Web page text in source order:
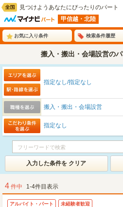
見つけようあなたにぴったりのパート
甲信越・北陸
お気に入り条件 検索条件履歴
搬入・搬出・会場設営の
指定なし/指定なし
搬入・搬出・会場設営
指定なし
入力した条件を クリア
4 件中 1-4件目表示
アルバイト・パート 未経験者歓迎